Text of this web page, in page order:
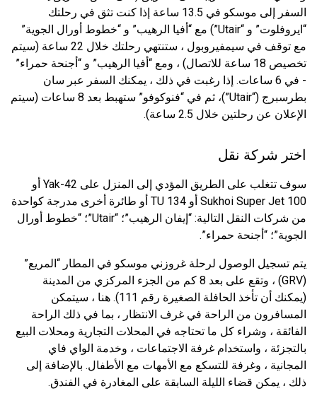
السفر إلى موسكو في 13.5 ساعة إذا كنت تثق في رحلتك
“ايروفلوت” و “Utair”) مع “أفيا الرهيب” و “خطوط أورال الجوية”
مع توقف في سيمفيروبول ، ستنتهي رحلتك خلال 22 ساعة (سيتم
تخصيص 18 ساعة للاتصال) ، ومع “أفيا الرهيب” و “أجنحة حمراء”
- في 6 ساعات. إذا رغبت في ذلك ، يمكنك السفر عبر سان
بطرسبرج (“Utair”)، ثم في “فنوكوفو” ستهبط بعد 8 ساعات (سيتم
الإعلان عن رحلتين خلال 2.5 ساعة).
اختر شركة نقل
سوف تتغلب على الطريق المؤدي إلى المنزل على Yak-42 أو
Sukhoi Super Jet 100 أو TU 134 أو طائرة أخرى مدرجة كواحدة
من شركات النقل التالية: “إيفان الرهيب”؛ “Utair”؛ “خطوط أورال
الجوية”؛ “أجنحة حمراء”.
يتم تسجيل الوصول لرحلة غروزني موسكو في المطار “المريع”
(GRV) ، وتقع على بعد 8 كم من الجزء المركزي من المدينة
(يمكنك أن تأخذ الحافلة الصغيرة رقم 111). هنا ، سيتمكن
المسافرون من الراحة في غرف الانتظار ، بما في ذلك الراحة
الفائقة ، وشراء كل ما تحتاجه في المحلات التجارية ومحلات البيع
بالتجزئة ، واستخدام غرفة الاجتماعات ، وخدمة الواي فاي
المجانية ، وغرفة للتسكع مع الأمهات مع الأطفال. بالإضافة إلى
ذلك ، يمكن قضاء الليلة السابقة على المغادرة في الفندق.